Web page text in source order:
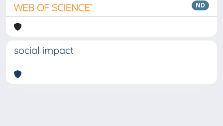
ND
social impact